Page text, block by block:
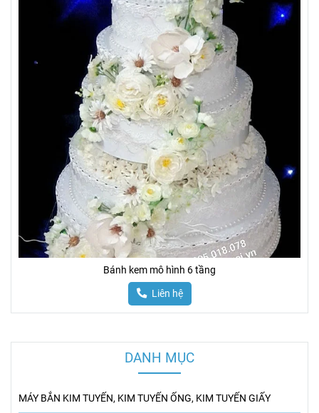
Bánh kem mô hình 6 tầng
Liên hệ
DANH MỤC
MÁY BẮN KIM TUYẾN, KIM TUYẾN ỐNG, KIM TUYẾN GIẤY